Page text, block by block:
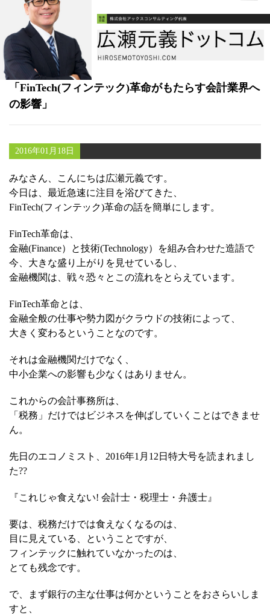
書籍
メールマガジン（無料）
講演・取材依頼
セミナー
「FinTech(フィンテック)革命がもたらす会計業界へ
の影響」
2016年01月18日
みなさん、こんにちは広瀬元義です。
今日は、最近急速に注目を浴びてきた、
FinTech(フィンテック)革命の話を簡単にします。
FinTech革命は、
金融(Finance）と技術(Technology）を組み合わせた造語で
今、大きな盛り上がりを見せているし、
金融機関は、戦々恐々とこの流れをとらえています。
FinTech革命とは、
金融全般の仕事や勢力図がクラウドの技術によって、
大きく変わるということなのです。
それは金融機関だけでなく、
中小企業への影響も少なくはありません。
これからの会計事務所は、
「税務」だけではビジネスを伸ばしていくことはできませ
ん。
先日のエコノミスト、2016年1月12日特大号を読まれまし
た??
『これじゃ食えない! 会計士・税理士・弁護士』
要は、税務だけでは食えなくなるのは、
目に見えている、ということですが、
フィンテックに触れていなかったのは、
とても残念です。
で、まず銀行の主な仕事は何かということをおさらいしま
すと、